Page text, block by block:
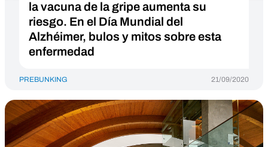
la vacuna de la gripe aumenta su
riesgo. En el Día Mundial del
Alzhéimer, bulos y mitos sobre esta
enfermedad
PREBUNKING 21/09/2020